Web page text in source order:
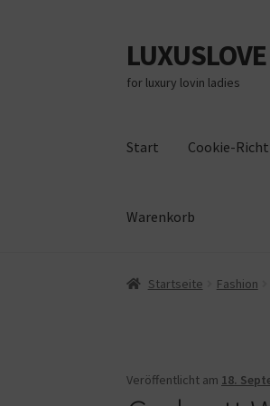
Zur
Navigation
springen
Zum
Inhalt
springen
LUXUSLOVE
for luxury lovin ladies
Start Cookie-
Warenkorb
Start Cookie-Richtlinie
Startseite Fashion
Veröffentlicht am 18.